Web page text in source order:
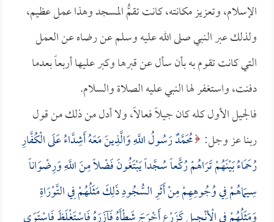
الإسلام، وتعزيز مكانته، كانت تقمُّ المسجد وهذا عمل عظيم،
ولذلك عبر النبي صلى الله عليه وسلم عن رضاه عن العمل
التي كانت تقوم به بأن سأل عن قبرها وكبر عليها أربعاً بعدما
دفنت، واستغفر لها النبي عليه الصلاة والسلام.
فالجيل الأول كله كان جيلاً فعالاً، ولا أدل من ذلك من قول
ربنا عز وجل: مُحَمَّدٌ رَسُولُ اللَّهِ وَالَّذِينَ مَعَهُ أَشِدَّاءُ عَلَى الْكُفَّارِ
رُحَمَاءُ بَيْنَهُمْ تَرَاهُمْ رُكَّعاً سُجَّداً يَبْتَغُونَ فَضْلاً مِنَ اللَّهِ وَرِضْوَاناً
سِيمَاهُمْ فِي وُجُوهِهِمْ مِنْ أَثَرِ السُّجُودِ ذَلِكَ مَثَلُهُمْ فِي التَّوْرَاةِ